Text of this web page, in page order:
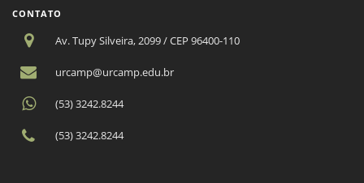
CONTATO
Av. Tupy Silveira, 2099 / CEP 96400-110
urcamp@urcamp.edu.br
(53) 3242.8244
(53) 3242.8244